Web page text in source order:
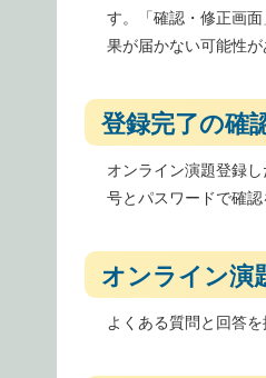
す。「確認・修正画
果が届かない可能性
登録完了の確
オンライン演題登録
号とパスワードで確
オンライン演
よくある質問と回答